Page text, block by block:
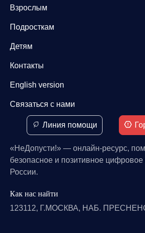
Взрослым
Подросткам
Детям
Контакты
English version
Связаться с нами
Линия помощи
«НеДопусти!» — онлайн-ресурс,
безопасное и позитивное цифровое
России.
Как нас найти
123112, Г.МОСКВА, НАБ.